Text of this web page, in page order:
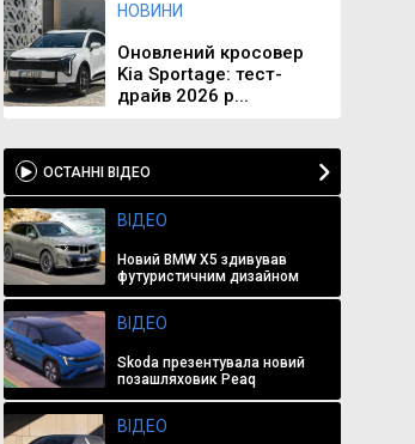
НОВИНИ
Оновлений кросовер
Kia Sportage: тест-
драйв 2026 р...
ОСТАННІ ВІДЕО
ВІДЕО
Новий BMW X5 здивував
футуристичним дизайном
ВІДЕО
Skoda презентувала новий
позашляховик Peaq
ВІДЕО